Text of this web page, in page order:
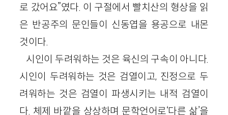
로 갔어요”였다. 이 구절에서 빨치산의 형상을 읽
은 반공주의 문인들이 신동엽을 용공으로 내몬
것이다.
시인이 두려워하는 것은 육신의 구속이 아니다.
시인이 두려워하는 것은 검열이고, 진정으로 두
려워하는 것은 검열이 파생시키는 내적 검열이
다. 체제 바깥을 상상하며 문학언어로‘다른 삶’을